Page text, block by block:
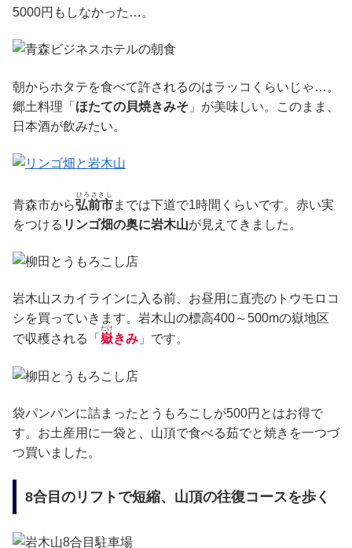
5000円もしなかった…。
朝からホタテを食べて許されるのはラッコくらいじゃ…。
郷土料理「 ほたての貝焼きみそ 」が美味しい。このまま、
日本酒が飲みたい。
青森市から弘前市
ひろさきし
までは下道で1時間くらいです。赤い実
をつける リンゴ畑の奥に岩木山が見えてきました。
岩木山スカイラインに入る前、お昼用に直売のトウモロコ
シを買っていきます。岩木山の標高400～500mの嶽地区
で収穫される「 嶽
だけ
きみ 」です。
袋パンパンに詰まったとうもろこしが500円とはお得で
す。お土産用に一袋と、山頂で食べる茹でと焼きを一つづ
つ買いました。
8合目のリフトで短縮、山頂の往復コースを歩く